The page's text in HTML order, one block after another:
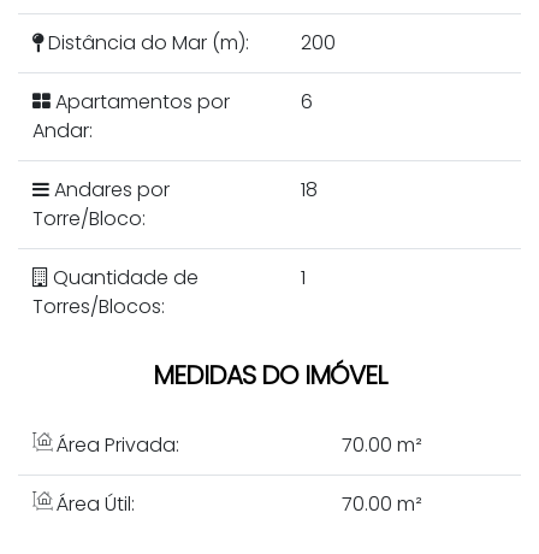
Distância do Mar (m): 200
Apartamentos por
Andar:
6
Andares por
Torre/Bloco:
18
Quantidade de
Torres/Blocos:
1
MEDIDAS DO IMÓVEL
Área Privada: 70.00 m²
Área Útil: 70.00 m²